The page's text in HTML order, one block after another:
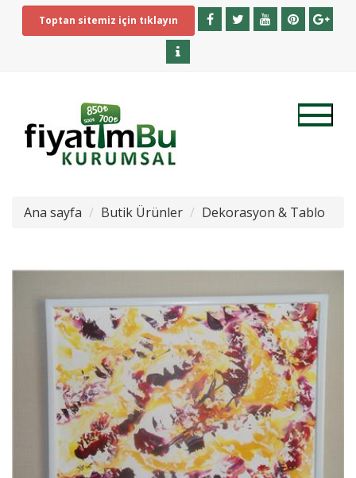
Toptan sitemiz için tıklayın
Ana sayfa Butik Ürünler Dekorasyon & Tablo